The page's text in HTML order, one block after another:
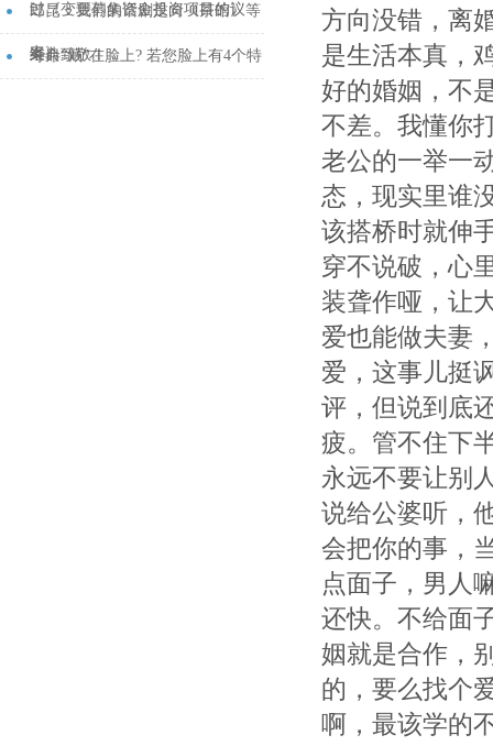
过《变更募集资金投资项目的议
案》...
郎昆：我们的话剧是向《茶馆》等
经典致敬！...
寿命“藏”在脸上? 若您脸上有4个特
方向没错，离
是生活本真，
好的婚姻，不
不差。我懂你
老公的一举一
态，现实里谁
该搭桥时就伸
穿不说破，心
装聋作哑，让
爱也能做夫妻
爱，这事儿挺
评，但说到底
疲。管不住下
永远不要让别
说给公婆听，
会把你的事，
点面子，男人
还快。不给面
姻就是合作，
的，要么找个
啊，最该学的